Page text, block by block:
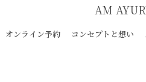
AM
オンライン予約 コンセプトと想い